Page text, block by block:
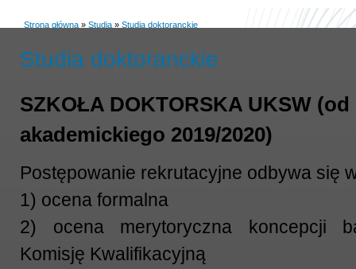
Strona główna » Studia » Studia doktoranckie
Studia doktoranckie
SZKOŁA DOKTORSKA UKSW
akademickiego 2019/2020)
Postępowanie rekrutacyjne odbywa się
1) ocena formalna
2) ocena merytoryczna koncepcji
Komisję Kwalifikacyjną